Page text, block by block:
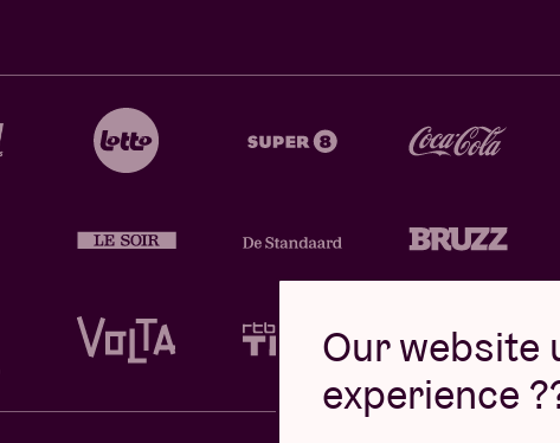
Our website
experience